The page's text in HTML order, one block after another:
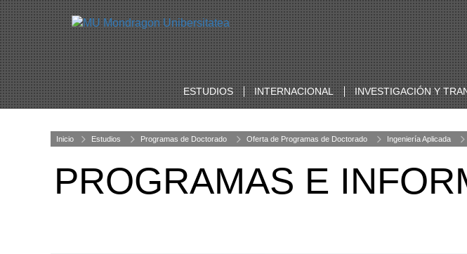
ESTUDIOS INTERNACIONAL INVESTIGACIÓN Y
Inicio Estudios Programas de Doctorado Oferta de Programas de Doctorado Ingeniería Aplicada
PROGRAMAS E